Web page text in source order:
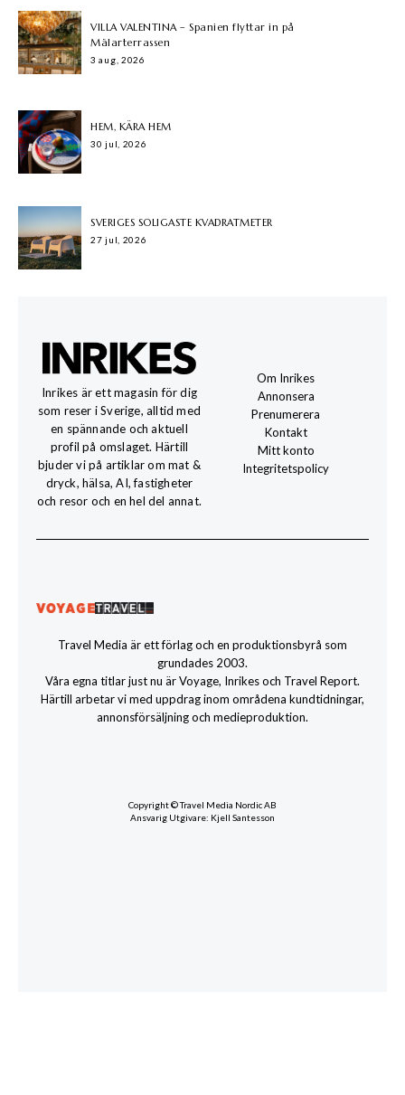
VILLA VALENTINA – Spanien flyttar in på
Mälarterrassen
3 aug, 2026
HEM, KÄRA HEM
30 jul, 2026
SVERIGES SOLIGASTE KVADRATMETER
27 jul, 2026
Inrikes är ett magasin för dig
som reser i Sverige, alltid med
en spännande och aktuell
profil på omslaget. Härtill
bjuder vi på artiklar om mat &
dryck, hälsa, AI, fastigheter
och resor och en hel del annat.
Om Inrikes
Annonsera
Prenumerera
Kontakt
Mitt konto
Integritetspolicy
Travel Media är ett förlag och en produktionsbyrå som
grundades 2003.
Våra egna titlar just nu är Voyage, Inrikes och Travel Report.
Härtill arbetar vi med uppdrag inom områdena kundtidningar,
annonsförsäljning och medieproduktion.
Copyright © Travel Media Nordic AB
Ansvarig Utgivare: Kjell Santesson